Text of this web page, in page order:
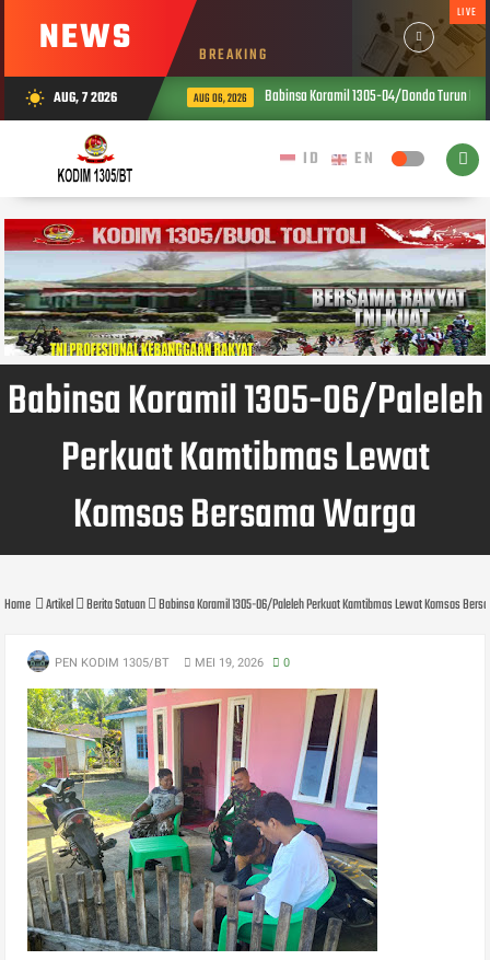
NEWS BREAKING
LIVE
wb_sunny AUG, 7 2026 AUG 06, 2026 Babinsa Koramil 1305-04/Dondo Turun
Babinsa Koramil 1305-06/Paleleh
Perkuat Kamtibmas Lewat
Komsos Bersama Warga
Home Artikel Berita Satuan Babinsa Koramil 1305-06/Paleleh Perkuat Kamtibmas Lewat Komsos
PEN KODIM 1305/BT MEI 19, 2026 0